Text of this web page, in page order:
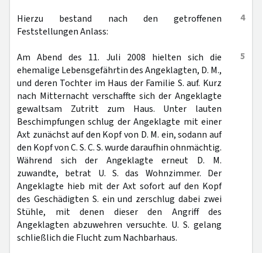
4
Hierzu bestand nach den getroffenen
Feststellungen Anlass:
5
Am Abend des 11. Juli 2008 hielten sich die
ehemalige Lebensgefährtin des Angeklagten, D. M.,
und deren Tochter im Haus der Familie S. auf. Kurz
nach Mitternacht verschaffte sich der Angeklagte
gewaltsam Zutritt zum Haus. Unter lauten
Beschimpfungen schlug der Angeklagte mit einer
Axt zunächst auf den Kopf von D. M. ein, sodann auf
den Kopf von C. S. C. S. wurde daraufhin ohnmächtig.
Während sich der Angeklagte erneut D. M.
zuwandte, betrat U. S. das Wohnzimmer. Der
Angeklagte hieb mit der Axt sofort auf den Kopf
des Geschädigten S. ein und zerschlug dabei zwei
Stühle, mit denen dieser den Angriff des
Angeklagten abzuwehren versuchte. U. S. gelang
schließlich die Flucht zum Nachbarhaus.